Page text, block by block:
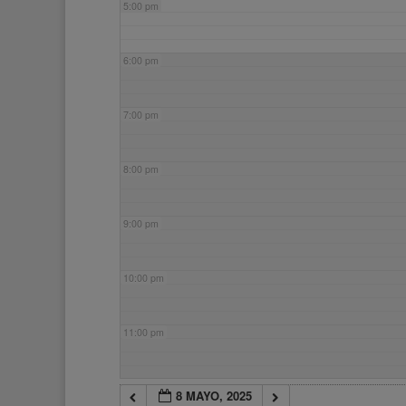
5:00 pm
6:00 pm
7:00 pm
8:00 pm
9:00 pm
10:00 pm
11:00 pm
8 MAYO, 2025